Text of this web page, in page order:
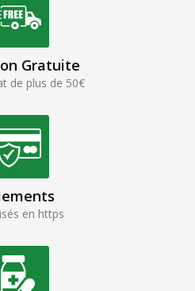
Gratuite
de plus de 50€
en https